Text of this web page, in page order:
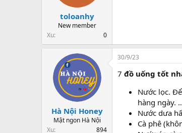
toloanhy
New member
Xu
0
Hà Nội Honey
Mật ngon Hà Nội
Xu
894
30/9/23
7 đồ uống tốt
Nước lọc.
hàng ngày.
Nước dưa
Cà phê